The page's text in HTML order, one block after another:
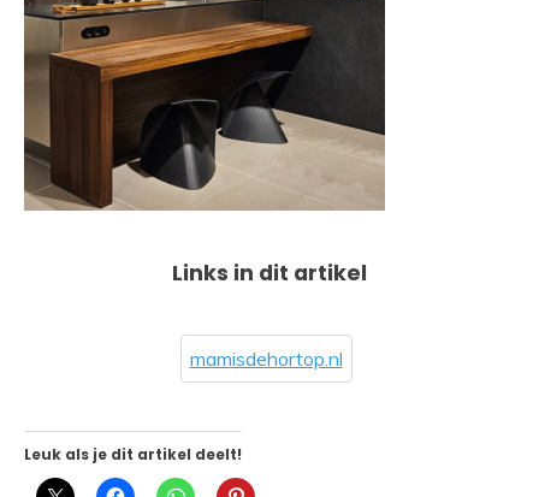
Links in dit artikel
mamisdehortop.nl
Leuk als je dit artikel deelt!